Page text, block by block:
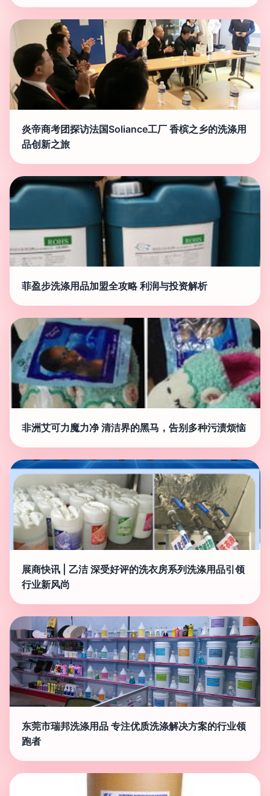
炎帝商考团探访法国Soliance工厂 香槟之乡的洗涤用
品创新之旅
菲盈步洗涤用品加盟全攻略 利润与投资解析
非洲艾可力魔力净 清洁界的黑马，告别多种污渍烦恼
展商快讯 | 乙洁 深受好评的洗衣房系列洗涤用品引领
行业新风尚
东莞市瑞邦洗涤用品 专注优质洗涤解决方案的行业领
跑者